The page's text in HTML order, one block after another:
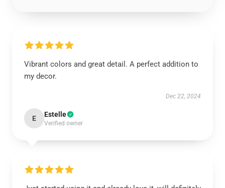
Vibrant colors and great detail. A perfect addition to
my decor.
Dec 22, 2024
E Estelle
Verified owner